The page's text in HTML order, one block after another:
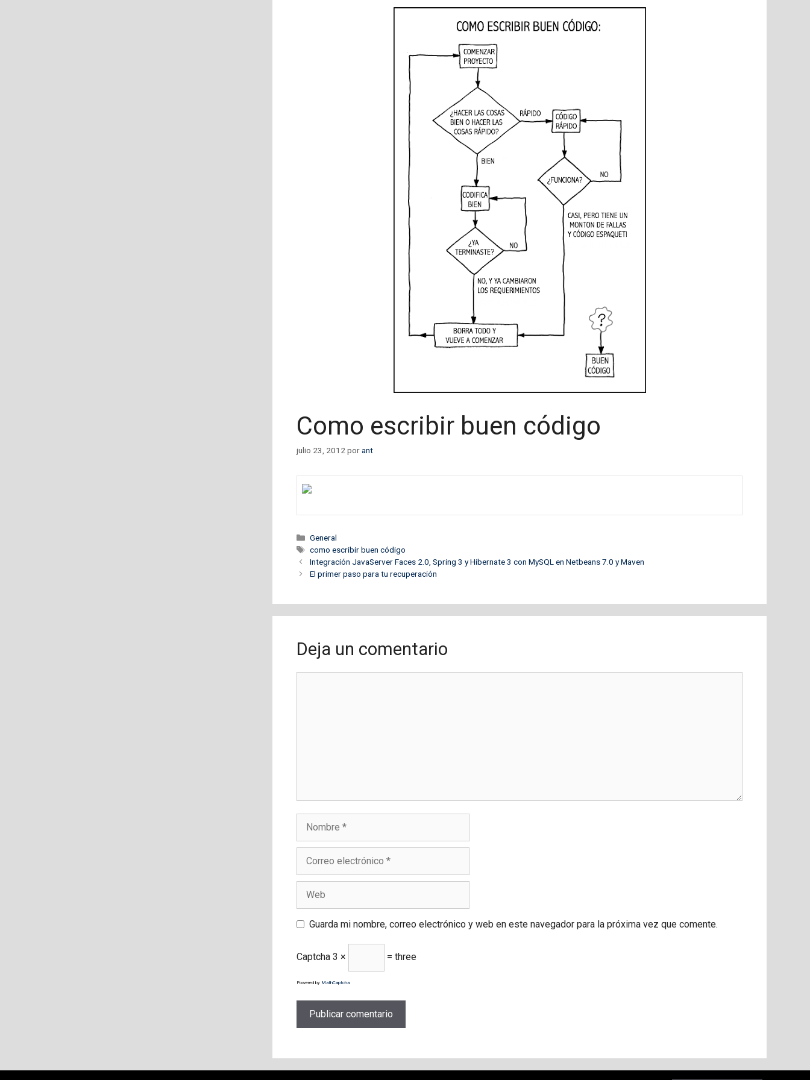
Como escribir buen código
julio 23, 2012 porant
Categorías
General
Etiquetas
como escribir buen código
Integración JavaServer Faces 2.0, Spring 3 y Hibernate 3 con MySQL en Netbeans 7.0 y Maven
El primer paso para tu recuperación
Deja un comentario
Nombre
Correo
electrónico
Web
Guarda mi nombre, correo electrónico y web en este navegador para la próxima vez que comente.
Captcha 3 × = three
Powered by MathCaptcha